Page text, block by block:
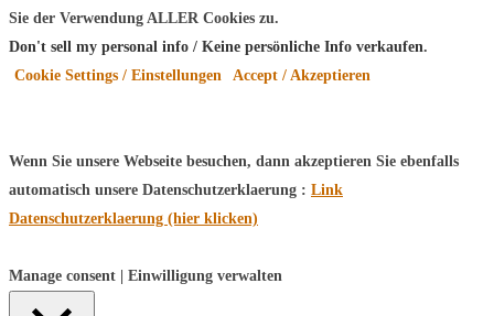
Sie der Verwendung ALLER Cookies zu.
Don't sell my personal info / Keine persönliche Info verkaufen.
Cookie Settings / Einstellungen
Accept / Akzeptieren
Wenn Sie unsere Webseite besuchen, dann akzeptieren Sie ebenfalls
automatisch unsere Datenschutzerklaerung : Link
Datenschutzerklaerung (hier klicken)
Manage consent | Einwilligung verwalten